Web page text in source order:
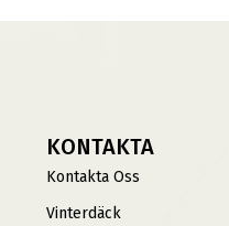
KONTAKTA
Kontakta Oss
Vinterdäck